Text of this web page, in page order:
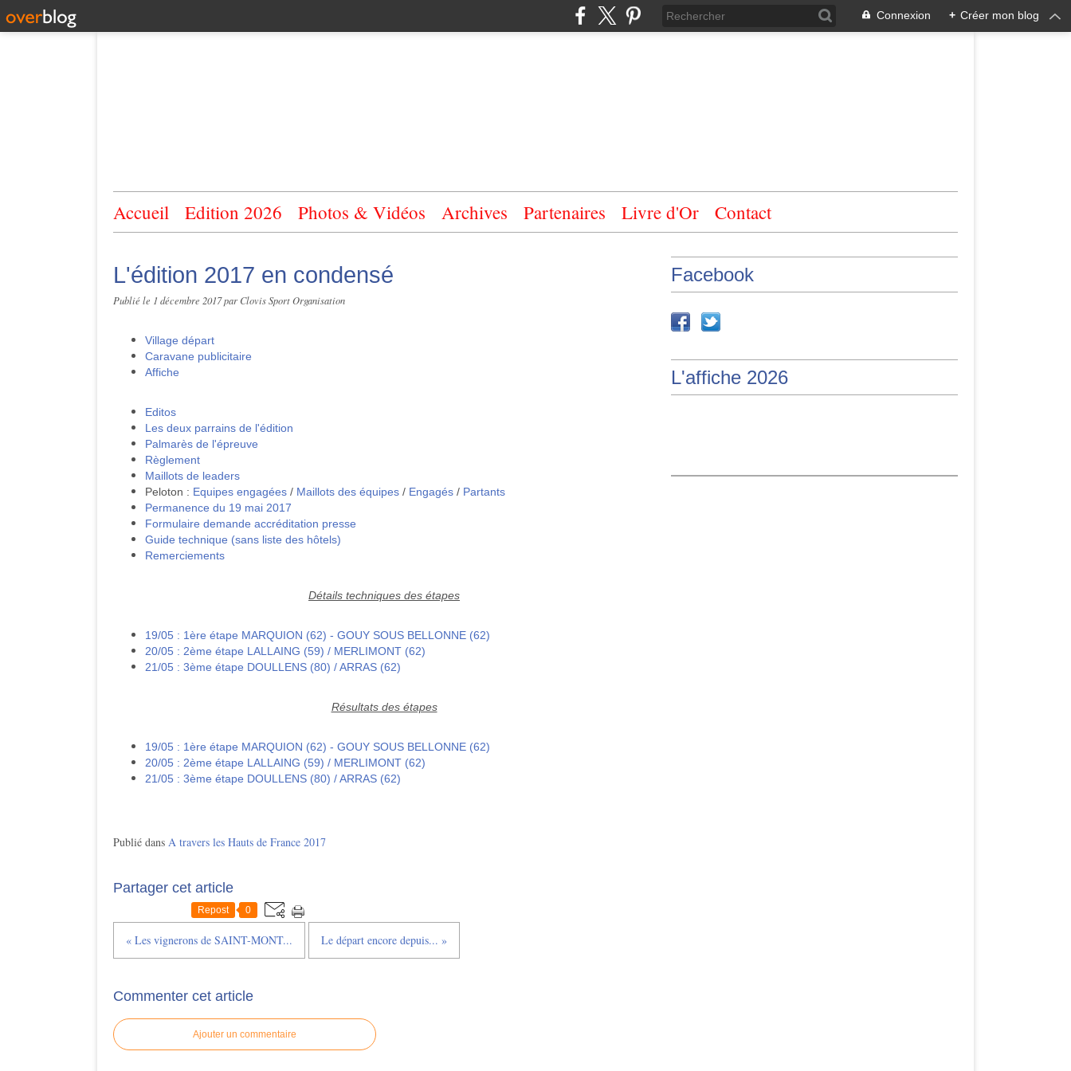
Connexion + Créer mon blog
Accueil Edition 2026 Photos & Vidéos Archives Partenaires Livre d'Or Contact
L'édition 2017 en condensé
Publié le 1 décembre 2017par Clovis Sport Organisation
Village départ
Caravane publicitaire
Affiche
Editos
Les deux parrains de l'édition
Palmarès de l'épreuve
Règlement
Maillots de leaders
Peloton : Equipes engagées / Maillots des équipes / Engagés / Partants
Permanence du 19 mai 2017
Formulaire demande accréditation presse
Guide technique (sans liste des hôtels)
Remerciements
Détails techniques des étapes
19/05 : 1ère étape MARQUION (62) - GOUY SOUS BELLONNE (62)
20/05 : 2ème étape LALLAING (59) / MERLIMONT (62)
21/05 : 3ème étape DOULLENS (80) / ARRAS (62)
Résultats des étapes
19/05 : 1ère étape MARQUION (62) - GOUY SOUS BELLONNE (62)
20/05 : 2ème étape LALLAING (59) / MERLIMONT (62)
21/05 : 3ème étape DOULLENS (80) / ARRAS (62)
Publié dans A travers les Hauts de France 2017
Partager cet article
Repost 0
« Les vignerons de SAINT-MONT... Le départ encore depuis... »
Commenter cet article
Ajouter un commentaire
Facebook
L'affiche 2026